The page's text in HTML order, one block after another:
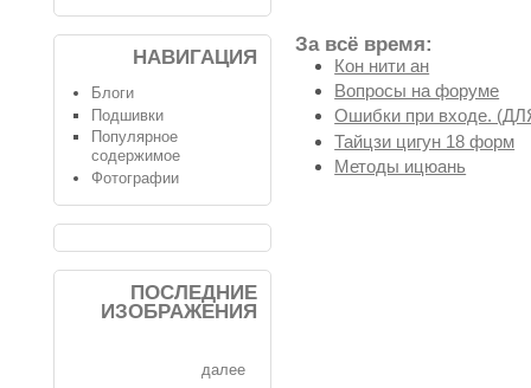
За всё время:
Кон нити ан
Вопросы на форуме
Ошибки при входе.
Тайцзи цигун 18 форм
Методы ицюань
НАВИГАЦИЯ
Блоги
Подшивки
Популярное
содержимое
Фотографии
ПОСЛЕДНИЕ
ИЗОБРАЖЕНИЯ
далее